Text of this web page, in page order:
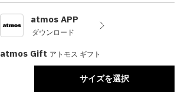
サイズを選択
atmos APP
ダウンロード
atmos Gift アトモス ギフト